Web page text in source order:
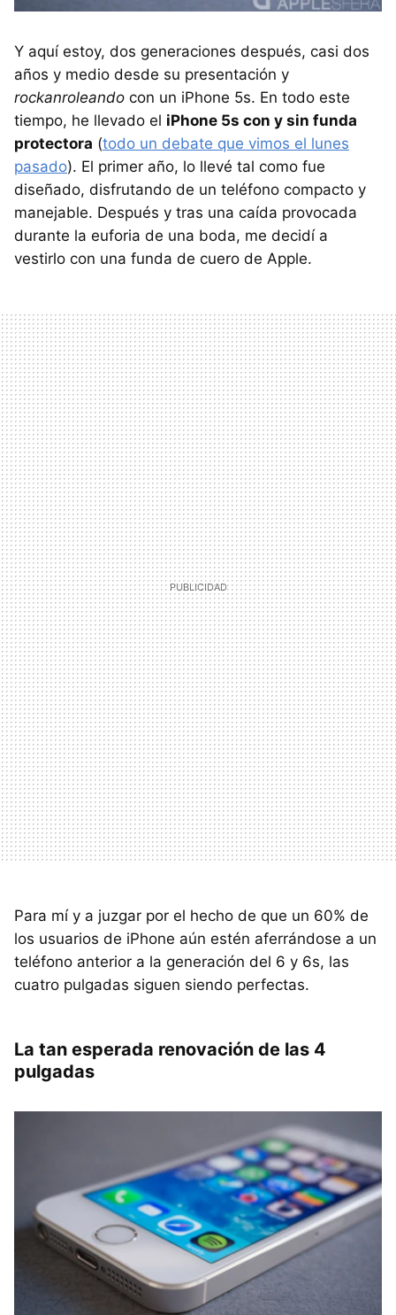
Y aquí estoy, dos generaciones después, casi dos
años y medio desde su presentación y
rockanroleando con un iPhone 5s. En todo este
tiempo, he llevado el iPhone 5s con y sin funda
protectora (todo un debate que vimos el lunes
pasado). El primer año, lo llevé tal como fue
diseñado, disfrutando de un teléfono compacto y
manejable. Después y tras una caída provocada
durante la euforia de una boda, me decidí a
vestirlo con una funda de cuero de Apple.
Para mí y a juzgar por el hecho de que un 60% de
los usuarios de iPhone aún estén aferrándose a un
teléfono anterior a la generación del 6 y 6s, las
cuatro pulgadas siguen siendo perfectas.
La tan esperada renovación de las 4
pulgadas